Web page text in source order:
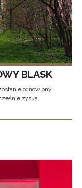
BLASK
odnowiony,
zyska